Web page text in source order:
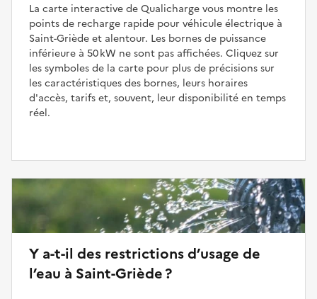
La carte interactive de Qualicharge vous montre les
points de recharge rapide pour véhicule électrique à
Saint-Griède et alentour. Les bornes de puissance
inférieure à 50 kW ne sont pas affichées. Cliquez sur
les symboles de la carte pour plus de précisions sur
les caractéristiques des bornes, leurs horaires
d'accès, tarifs et, souvent, leur disponibilité en temps
réel.
Y a-t-il des restrictions d’usage de
l’eau à Saint-Griède ?